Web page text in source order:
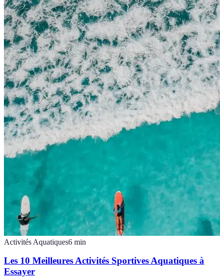
Activités Aquatiques6 min
Les 10 Meilleures Activités Sportives Aquatiques à
Essayer